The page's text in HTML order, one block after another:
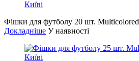
Фішки для футболу 20 шт. Multicolored
Докладніше У наявності